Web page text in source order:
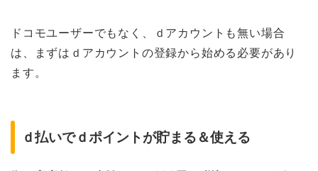
ドコモユーザーでもなく、ｄアカウントも無い場合
は、まずはｄアカウントの登録から始める必要があり
ます。
ｄ払いでｄポイントが貯まる＆使える